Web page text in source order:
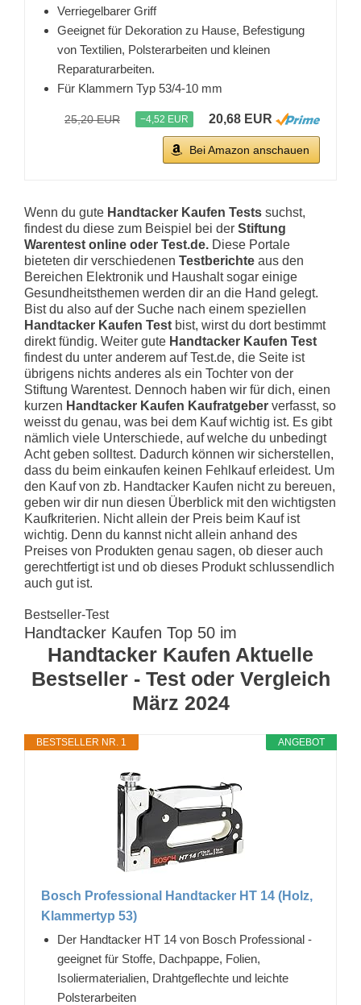
Verriegelbarer Griff
Geeignet für Dekoration zu Hause, Befestigung
von Textilien, Polsterarbeiten und kleinen
Reparaturarbeiten.
Für Klammern Typ 53/4-10 mm
25,20 EUR −4,52 EUR 20,68 EUR
Bei Amazon anschauen
Wenn du gute Handtacker Kaufen Tests suchst,
findest du diese zum Beispiel bei der Stiftung
Warentest online oder Test.de. Diese Portale
bieteten dir verschiedenen Testberichte aus den
Bereichen Elektronik und Haushalt sogar einige
Gesundheitsthemen werden dir an die Hand gelegt.
Bist du also auf der Suche nach einem speziellen
Handtacker Kaufen Test bist, wirst du dort bestimmt
direkt fündig. Weiter gute Handtacker Kaufen Test
findest du unter anderem auf Test.de, die Seite ist
übrigens nichts anderes als ein Tochter von der
Stiftung Warentest. Dennoch haben wir für dich, einen
kurzen Handtacker Kaufen Kaufratgeber verfasst, so
weisst du genau, was bei dem Kauf wichtig ist. Es gibt
nämlich viele Unterschiede, auf welche du unbedingt
Acht geben solltest. Dadurch können wir sicherstellen,
dass du beim einkaufen keinen Fehlkauf erleidest. Um
den Kauf von zb. Handtacker Kaufen nicht zu bereuen,
geben wir dir nun diesen Überblick mit den wichtigsten
Kaufkriterien. Nicht allein der Preis beim Kauf ist
wichtig. Denn du kannst nicht allein anhand des
Preises von Produkten genau sagen, ob dieser auch
gerechtfertigt ist und ob dieses Produkt schlussendlich
auch gut ist.
Bestseller-Test
Handtacker Kaufen Top 50 im
Handtacker Kaufen Aktuelle
Bestseller - Test oder Vergleich
März 2024
ANGEBOT
BESTSELLER NR. 1
Bosch Professional Handtacker HT 14 (Holz,
Klammertyp 53)
Der Handtacker HT 14 von Bosch Professional -
geeignet für Stoffe, Dachpappe, Folien,
Isoliermaterialien, Drahtgeflechte und leichte
Polsterarbeiten